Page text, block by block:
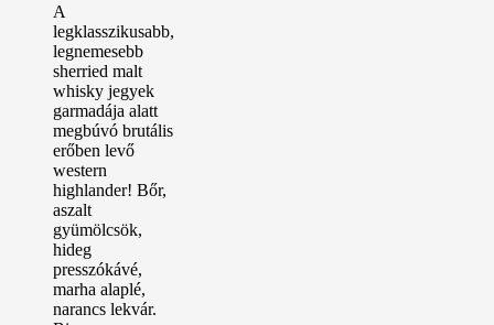
A
legklasszikusabb,
legnemesebb
sherried malt
whisky jegyek
garmadája alatt
megbúvó brutális
erőben levő
western
highlander! Bőr,
aszalt
gyümölcsök,
hideg
presszókávé,
marha alaplé,
narancs lekvár.